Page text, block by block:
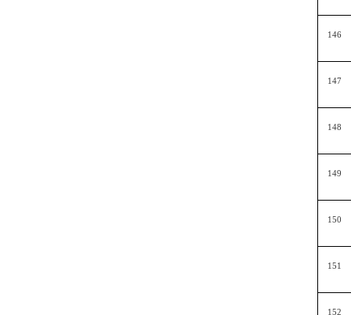
146
147
148
149
150
151
152